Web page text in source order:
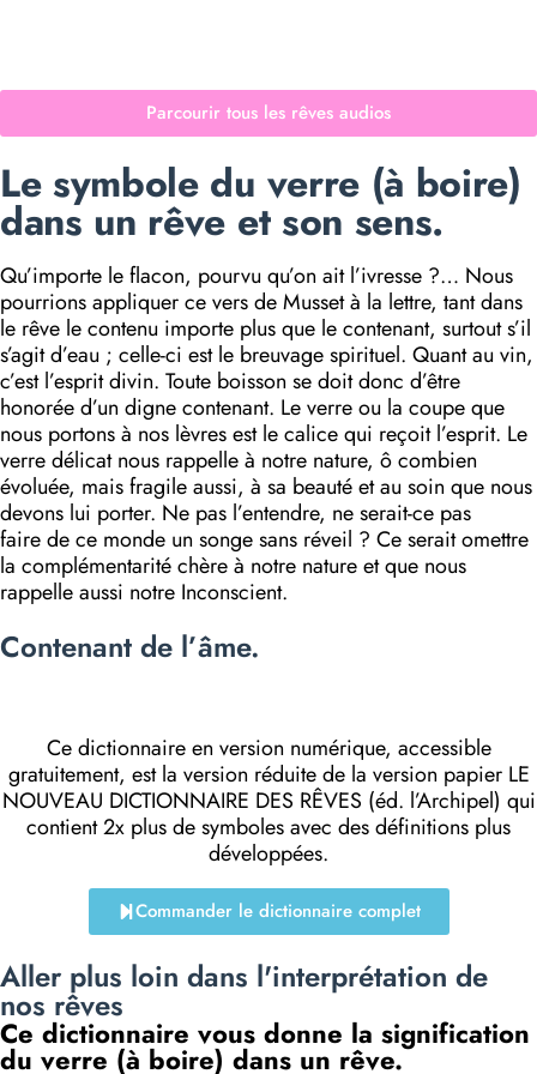
Parcourir tous les rêves audios
Le symbole du verre (à boire)
dans un rêve et son sens.
Qu’importe le flacon, pourvu qu’on ait l’ivresse ?… Nous
pourrions appliquer ce vers de Musset à la lettre, tant dans
le rêve le contenu importe plus que le contenant, surtout s’il
s’agit d’eau ; celle-ci est le breuvage spirituel. Quant au vin,
c’est l’esprit divin. Toute boisson se doit donc d’être
honorée d’un digne contenant. Le verre ou la coupe que
nous portons à nos lèvres est le calice qui reçoit l’esprit. Le
verre délicat nous rappelle à notre nature, ô combien
évoluée, mais fragile aussi, à sa beauté et au soin que nous
devons lui porter. Ne pas l’entendre, ne serait-ce pas
faire de ce monde un songe sans réveil ? Ce serait omettre
la complémentarité chère à notre nature et que nous
rappelle aussi notre Inconscient.
Contenant de l’âme.
Ce dictionnaire en version numérique, accessible
gratuitement, est la version réduite de la version papier LE
NOUVEAU DICTIONNAIRE DES RÊVES (éd. l’Archipel) qui
contient 2x plus de symboles avec des définitions plus
développées.
Commander le dictionnaire complet
Aller plus loin dans l'interprétation de
nos rêves
Ce dictionnaire vous donne la signification
du verre (à boire) dans un rêve.